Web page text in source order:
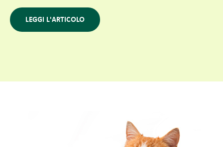
LEGGI L'ARTICOLO